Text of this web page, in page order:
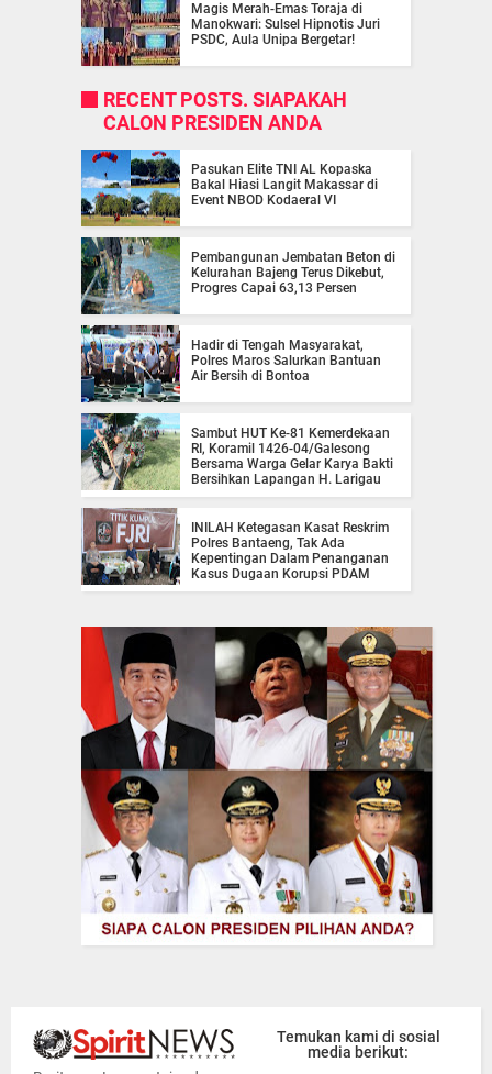
Magis Merah-Emas Toraja di
Manokwari: Sulsel Hipnotis Juri
PSDC, Aula Unipa Bergetar!
RECENT POSTS. SIAPAKAH
CALON PRESIDEN ANDA
Pasukan Elite TNI AL Kopaska
Bakal Hiasi Langit Makassar di
Event NBOD Kodaeral VI
Pembangunan Jembatan Beton di
Kelurahan Bajeng Terus Dikebut,
Progres Capai 63,13 Persen
Hadir di Tengah Masyarakat,
Polres Maros Salurkan Bantuan
Air Bersih di Bontoa
Sambut HUT Ke-81 Kemerdekaan
RI, Koramil 1426-04/Galesong
Bersama Warga Gelar Karya Bakti
Bersihkan Lapangan H. Larigau
INILAH Ketegasan Kasat Reskrim
Polres Bantaeng, Tak Ada
Kepentingan Dalam Penanganan
Kasus Dugaan Korupsi PDAM
Temukan kami di sosial
media berikut: